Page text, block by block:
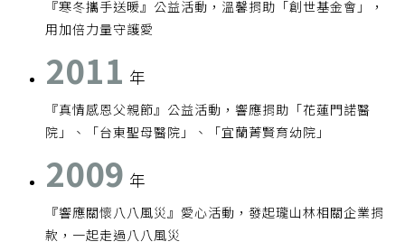
『寒冬攜手送暖』公益活動，溫馨捐助「創世基金會」，
用加倍力量守護愛
2011 年
『真情感恩父親節』公益活動，響應捐助「花蓮門諾醫
院」、「台東聖母醫院」、「宜蘭菁賢育幼院」
2009 年
『響應關懷八八風災』愛心活動，發起瓏山林相關企業捐
款，一起走過八八風災